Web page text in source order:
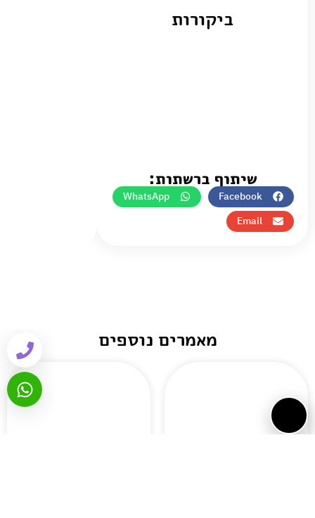
ביקורות
שיתוף ברשתות:
Facebook
WhatsApp
Email
מאמרים נוספים